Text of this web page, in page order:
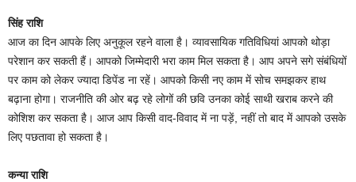
सिंह राशि
आज का दिन आपके लिए अनुकूल रहने वाला है। व्यावसायिक गतिविधियां आपको थोड़ा
परेशान कर सकती हैं। आपको जिम्मेदारी भरा काम मिल सकता है। आप अपने सगे संबंधियों
पर काम को लेकर ज्यादा डिपेंड ना रहें। आपको किसी नए काम में सोच समझकर हाथ
बढ़ाना होगा। राजनीति की ओर बढ़ रहे लोगों की छवि उनका कोई साथी खराब करने की
कोशिश कर सकता है। आज आप किसी वाद-विवाद में ना पड़ें, नहीं तो बाद में आपको उसके
लिए पछतावा हो सकता है।
कन्या राशि